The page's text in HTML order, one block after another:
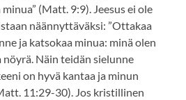
(Matt. 9:9). Jeesus ei ole
näännyttäväksi: ”Ottakaa
ja katsokaa minua: minä olen
nöyrä. Näin teidän sielunne
on hyvä kantaa ja minun
11:29-30). Jos kristillinen